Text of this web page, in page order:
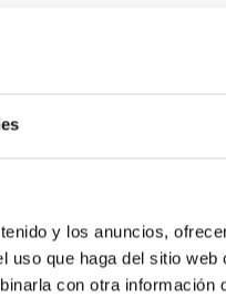
y los anuncios,
que haga del sitio web
con otra información